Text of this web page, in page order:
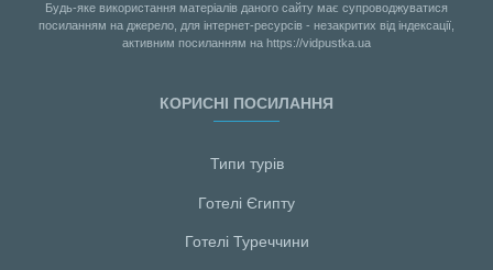
Будь-яке використання матеріалів даного сайту має супроводжуватися
посиланням на джерело, для інтернет-ресурсів - незакритих від індексації,
активним посиланням на https://vidpustka.ua
КОРИСНІ ПОСИЛАННЯ
Типи турів
Готелі Єгипту
Готелі Туреччини